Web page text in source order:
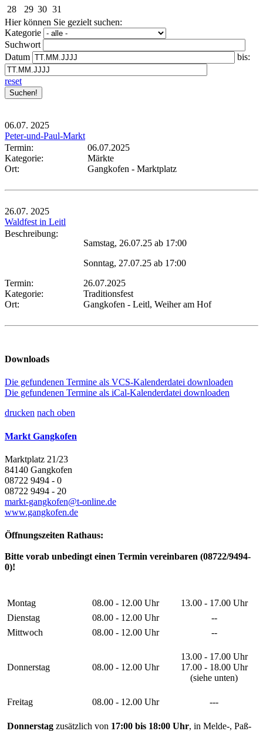
28
29 30 31
Hier können Sie gezielt suchen:
Kategorie
Suchwort
Datum
bis:
reset
06.07. 2025
Peter-und-Paul-Markt
Termin:
06.07.2025
Kategorie:
Märkte
Ort:
Gangkofen - Marktplatz
26.07. 2025
Waldfest in Leitl
Beschreibung:
Samstag, 26.07.25 ab 17:00
Sonntag, 27.07.25 ab 17:00
Termin:
26.07.2025
Kategorie:
Traditionsfest
Ort:
Gangkofen - Leitl, Weiher am Hof
Downloads
Die gefundenen Termine als VCS-Kalenderdatei downloaden
Die gefundenen Termine als iCal-Kalenderdatei downloaden
drucken nach oben
Markt Gangkofen
Marktplatz 21/23
84140 Gangkofen
08722 9494 - 0
08722 9494 - 20
markt-gangkofen@t-online.de
www.gangkofen.de
Öffnungszeiten Rathaus:
Bitte vorab unbedingt einen Termin vereinbaren (08722/9494-
0)!
Montag 08.00 - 12.00 Uhr
13.00 - 17.00 Uhr
Dienstag
08.00 - 12.00 Uhr
--
Mittwoch
08.00 - 12.00 Uhr --
Donnerstag 08.00 - 12.00 Uhr
13.00 - 17.00 Uhr
17.00 - 18.00 Uhr
(siehe unten)
Freitag 08.00 - 12.00 Uhr ---
Donnerstag zusätzlich von 17:00 bis 18:00 Uhr, in Melde-, Paß-